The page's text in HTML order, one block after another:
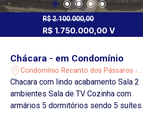
R$ 2.100.000,00
R$ 1.750.000,00 V
Chácara - em Condomínio
Condomínio Recanto dos Pássaros -
Alumínio/SP
Chacara com lindo acabamento Sala 2
ambientes Sala de TV Cozinha com
armários 5 dormitórios sendo 5 suítes,